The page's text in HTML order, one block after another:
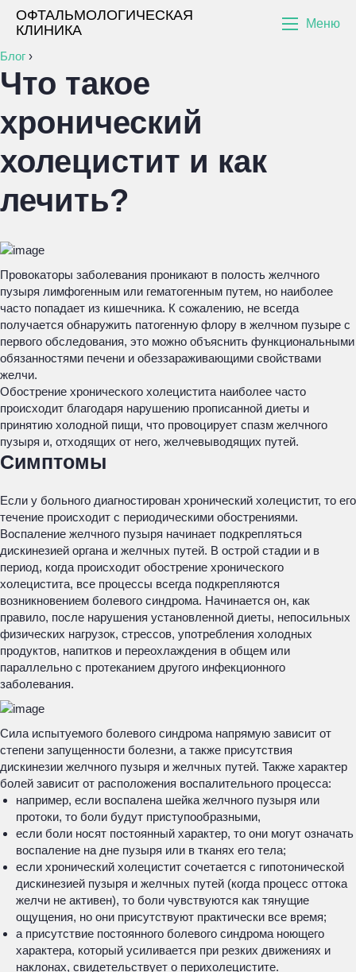
ОФТАЛЬМОЛОГИЧЕСКАЯ
КЛИНИКА
Меню
Блог ›
Что такое
хронический
холецистит и как
лечить?
Провокаторы заболевания проникают в полость желчного
пузыря лимфогенным или гематогенным путем, но наиболее
часто попадает из кишечника. К сожалению, не всегда
получается обнаружить патогенную флору в желчном пузыре с
первого обследования, это можно объяснить функциональными
обязанностями печени и обеззараживающими свойствами
желчи.
Обострение хронического холецистита наиболее часто
происходит благодаря нарушению прописанной диеты и
принятию холодной пищи, что провоцирует спазм желчного
пузыря и, отходящих от него, желчевыводящих путей.
Симптомы
Если у больного диагностирован хронический холецистит, то его
течение происходит с периодическими обострениями.
Воспаление желчного пузыря начинает подкрепляться
дискинезией органа и желчных путей. В острой стадии и в
период, когда происходит обострение хронического
холецистита, все процессы всегда подкрепляются
возникновением болевого синдрома. Начинается он, как
правило, после нарушения установленной диеты, непосильных
физических нагрузок, стрессов, употребления холодных
продуктов, напитков и переохлаждения в общем или
параллельно с протеканием другого инфекционного
заболевания.
Сила испытуемого болевого синдрома напрямую зависит от
степени запущенности болезни, а также присутствия
дискинезии желчного пузыря и желчных путей. Также характер
болей зависит от расположения воспалительного процесса:
например, если воспалена шейка желчного пузыря или
протоки, то боли будут приступообразными,
если боли носят постоянный характер, то они могут означать
воспаление на дне пузыря или в тканях его тела;
если хронический холецистит сочетается с гипотонической
дискинезией пузыря и желчных путей (когда процесс оттока
желчи не активен), то боли чувствуются как тянущие
ощущения, но они присутствуют практически все время;
а присутствие постоянного болевого синдрома ноющего
характера, который усиливается при резких движениях и
наклонах, свидетельствует о перихолецистите.